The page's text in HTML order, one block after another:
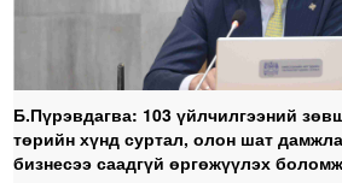
Б.Пүрэвдагва: 103 үйлчилгээний
төрийн хүнд суртал, олон шат
бизнесээ саадгүй өргөжүүлэх